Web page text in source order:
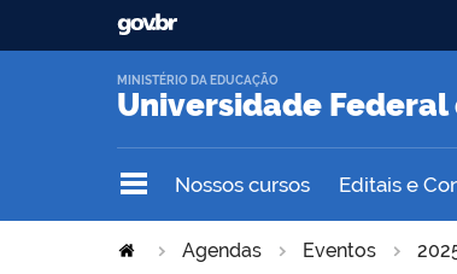
Universidade
MINISTÉRIO DA EDUCAÇÃO
Nossos cursos Editais e
Agendas Eventos